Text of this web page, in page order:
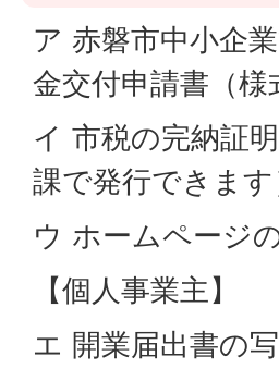
ア 赤磐市中小企
金交付申請書（様
イ 市税の完納証
課で発行できます
ウ ホームページ
【個人事業主】
エ 開業届出書の